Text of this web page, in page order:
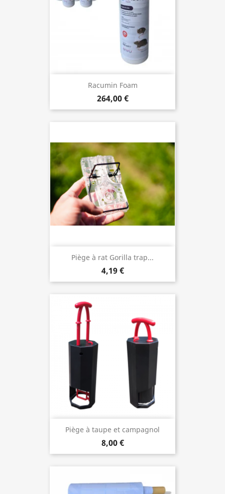
Racumin Foam
264,00 €
Piège à rat Gorilla trap...
4,19 €
Piège à taupe et campagnol
8,00 €